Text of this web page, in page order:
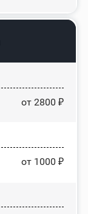
от 2800 ₽
от 1000 ₽